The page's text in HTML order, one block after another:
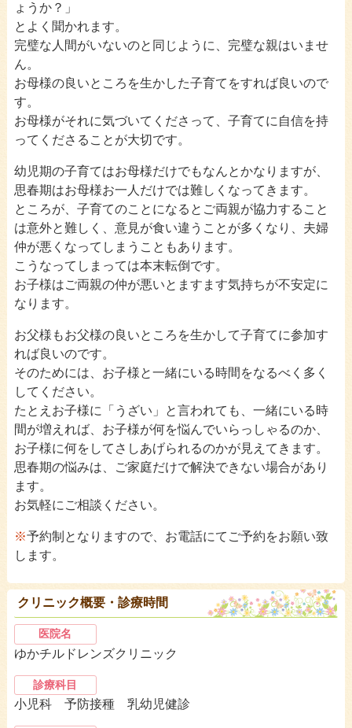
ENGLISH INFORMATION
ょうか？」
とよく聞かれます。
完璧な人間がいないのと同じように、完璧な親はいませ
ん。
お母様の良いところを生かした子育てをすれば良いので
す。
お母様がそれに気づいてくださって、子育てに自信を持
ってくださることが大切です。
幼児期の子育てはお母様だけでもなんとかなりますが、
思春期はお母様お一人だけでは難しくなってきます。
ところが、子育てのことになるとご両親が協力すること
は意外と難しく、意見が食い違うことが多くなり、 夫婦
仲が悪くなってしまうこともあります。
こうなってしまっては本末転倒です。
お子様はご両親の仲が悪いとますます気持ちが不安定に
なります。
お父様もお父様の良いところを生かして子育てに参加す
れば良いのです。
そのためには、お子様と一緒にいる時間をなるべく多く
してください。
たとえお子様に「うざい」と言われても、一緒にいる時
間が増えれば、お子様が何を悩んでいらっしゃるのか、
お子様に何をしてさしあげられるのかが見えてきます。
思春期の悩みは、ご家庭だけで解決できない場合があり
ます。
お気軽にご相談ください。
※予約制となりますので、お電話にてご予約をお願い致
します。
クリニック概要・診療時間
医院名
ゆかチルドレンズクリニック
診療科目
小児科 予防接種 乳幼児健診